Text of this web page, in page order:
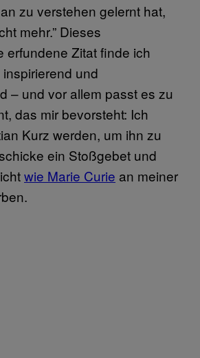
zu verstehen gelernt hat,
mehr.” Dieses
erfundene Zitat finde ich
und
– und vor allem passt es zu
das mir bevorsteht: Ich
Kurz werden, um ihn zu
ein Stoßgebet und
wie Marie Curie an meiner